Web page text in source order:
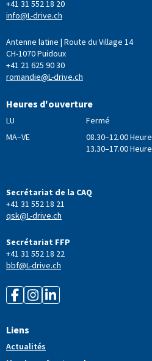
+41 31 552 18 20
info@L-drive.ch
Antenne latine | Route du Village 14
CH-1070 Puidoux
+41 21 625 90 30
romandie@L-drive.ch
Heures d'ouverture
LU
Fermé
MA–VE
08.30–12.00 Heure
13.30–17.00 Heure
Secrétariat de la CAQ
+41 31 552 18 21
qsk@L-drive.ch
Secrétariat FFP
+41 31 552 18 22
bbf@L-drive.ch
Liens
Actualités